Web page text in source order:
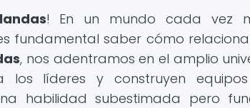
! En un mundo cada vez
fundamental saber cómo
, nos adentramos en el amplio
los líderes y construyen
habilidad subestimada pero